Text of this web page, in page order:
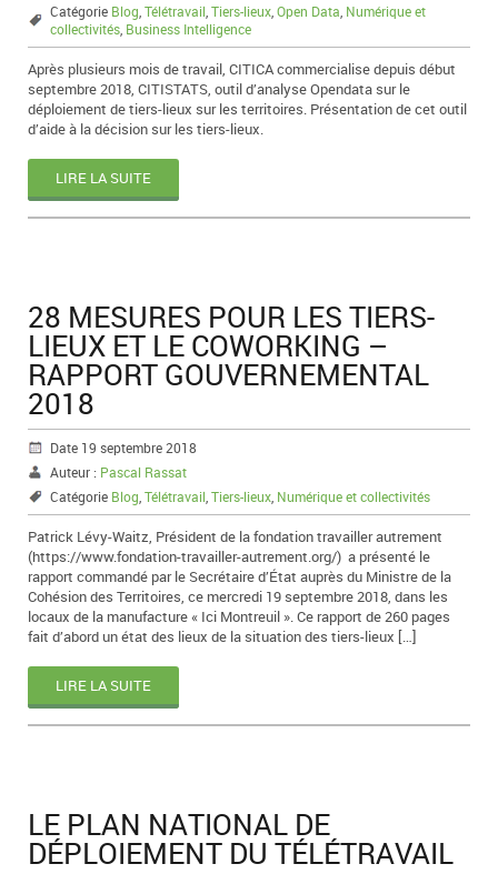
Catégorie Blog Télétravail Tiers-lieux Open Data Numérique et
collectivités Business Intelligence
Après plusieurs mois de travail, CITICA commercialise depuis début
septembre 2018, CITISTATS, outil d’analyse Opendata sur le
déploiement de tiers-lieux sur les territoires. Présentation de cet outil
d’aide à la décision sur les tiers-lieux.
LIRE LA SUITE
28 MESURES POUR LES TIERS-
LIEUX ET LE COWORKING –
RAPPORT GOUVERNEMENTAL
2018
Date 19 septembre 2018
Auteur : Pascal Rassat
Catégorie Blog Télétravail Tiers-lieux Numérique et collectivités
Patrick Lévy-Waitz, Président de la fondation travailler autrement
(https://www.fondation-travailler-autrement.org/) a présenté le
rapport commandé par le Secrétaire d’État auprès du Ministre de la
Cohésion des Territoires, ce mercredi 19 septembre 2018, dans les
locaux de la manufacture « Ici Montreuil ». Ce rapport de 260 pages
fait d’abord un état des lieux de la situation des tiers-lieux […]
LIRE LA SUITE
LE PLAN NATIONAL DE
DÉPLOIEMENT DU TÉLÉTRAVAIL